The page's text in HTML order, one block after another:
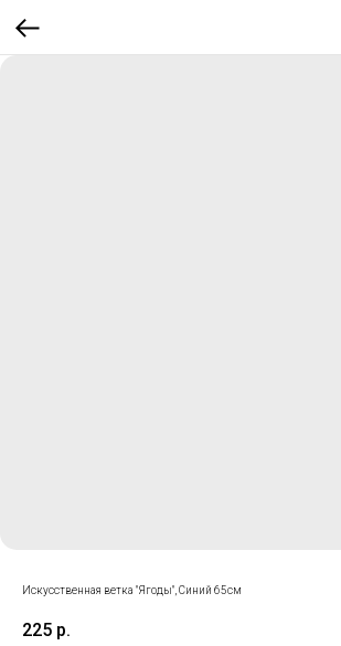
Искусственная ветка "Ягоды", Синий 65см
225 р.